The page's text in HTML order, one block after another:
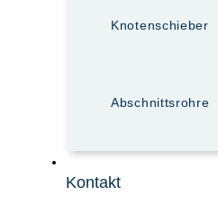
Knotenschieber
Abschnittsrohre
Kontakt